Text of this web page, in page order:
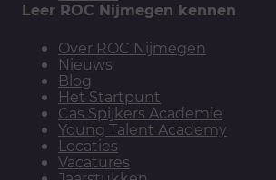
Leer ROC Nijmegen kennen
Over ROC Nijmegen
Nieuws
Blog
Het Startpunt
Cas Spijkers Academie
Young Talent Academy
Locaties
Vacatures